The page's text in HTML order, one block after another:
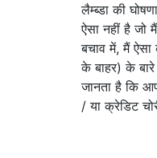
लैम्ब्डा की
ऐसा नहीं है जो
बचाव में, मैं
के बाहर) के
जानता है कि
/ या क्रेडिट